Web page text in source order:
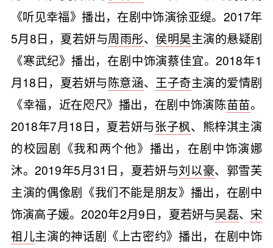
《听见幸福》播出，在剧中饰演徐亚缇。2017年
5月8日，夏若妍与周雨彤、侯明昊主演的悬疑剧
《寒武纪》播出，在剧中饰演蔡佳宜。2018年1
月18日，夏若妍与陈意涵、 王子奇主演的爱情剧
《幸福，近在咫尺》播出，在剧中饰演陈苗苗。
2018年7月18日，夏若妍与张子枫、熊梓淇主演
的校园剧《我和两个他》播出，在剧中饰演娜
沐。2019年5月31日，夏若妍与刘以豪、郭雪芙
主演的偶像剧《我们不能是朋友》播出，在剧中
饰演高子媛。2020年2月9日，夏若妍与吴磊、 宋
祖儿主演的神话剧《上古密约》播出，在剧中饰